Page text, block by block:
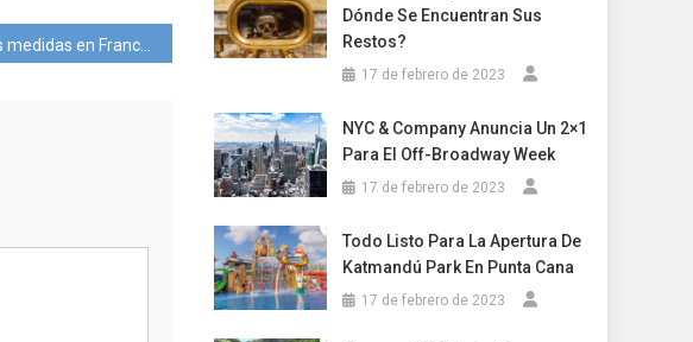
Dónde Se Encuentran Sus
Restos?
17 de febrero de 2023
NYC & Company Anuncia Un 2×1
Para El Off-Broadway Week
17 de febrero de 2023
Todo Listo Para La Apertura De
Katmandú Park En Punta Cana
17 de febrero de 2023